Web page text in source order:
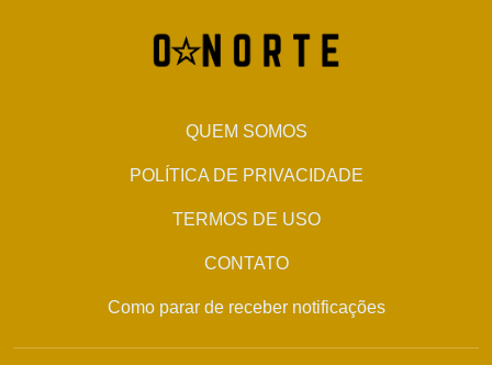
QUEM SOMOS
POLÍTICA DE PRIVACIDADE
TERMOS DE USO
CONTATO
Como parar de receber notificações